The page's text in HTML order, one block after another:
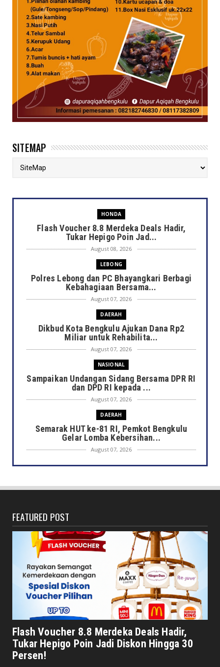
SITEMAP
HONDA
Flash Voucher 8.8 Merdeka Deals Hadir,
Tukar Hepigo Poin Jad...
August 08, 2026
LEBONG
Polres Lebong dan PC Bhayangkari Berbagi
Kebahagiaan Bersama...
August 07, 2026
DAERAH
Dikbud Kota Bengkulu Ajukan Dana Rp2
Miliar untuk Rehabilita...
August 07, 2026
NASIONAL
Sampaikan Undangan Sidang Bersama DPR RI
dan DPD RI kepada ...
August 07, 2026
DAERAH
Semarak HUT ke-81 RI, Pemkot Bengkulu
Gelar Lomba Kebersihan...
August 07, 2026
DAERAH
Jangan Pasang Bende...
Bersama Forkopimda, Walikota – Wawali
Bagikan 5.000 Bendera ...
August 07, 2026
JELAJAH
Saat Amal Masjid Keliru, Nasib Negeri
Mengharu-biru
August 07, 2026
HONDA
Honda CUV e: Motor Listrik Canggih, Penuh
Keunggulan dan Sia...
FEATURED POST
Flash Voucher 8.8 Merdeka Deals Hadir,
Tukar Hepigo Poin Jadi Diskon Hingga 30
Persen!